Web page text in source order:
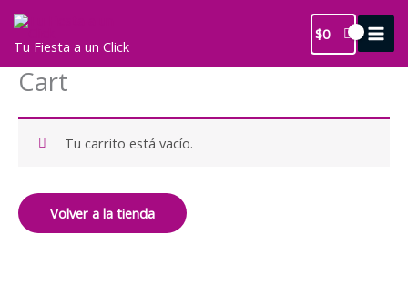
contenido
Tu Fiesta a un Click
$0
Cart
Tu carrito está vacío.
Volver a la tienda